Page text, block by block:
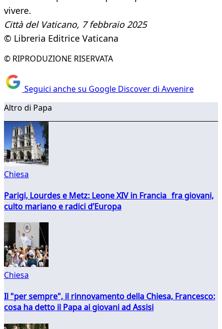
vivere.
Città del Vaticano, 7 febbraio 2025
© Libreria Editrice Vaticana
© RIPRODUZIONE RISERVATA
Seguici anche su Google Discover di Avvenire
Altro di Papa
Chiesa
Parigi, Lourdes e Metz: Leone XIV in Francia fra giovani,
culto mariano e radici d’Europa
Chiesa
Il "per sempre", il rinnovamento della Chiesa, Francesco:
cosa ha detto il Papa ai giovani ad Assisi